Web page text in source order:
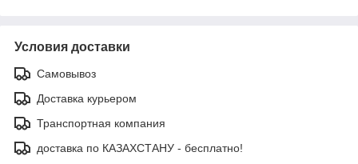
Условия доставки
Самовывоз
Доставка курьером
Транспортная компания
доставка по КАЗАХСТАНУ - бесплатно!